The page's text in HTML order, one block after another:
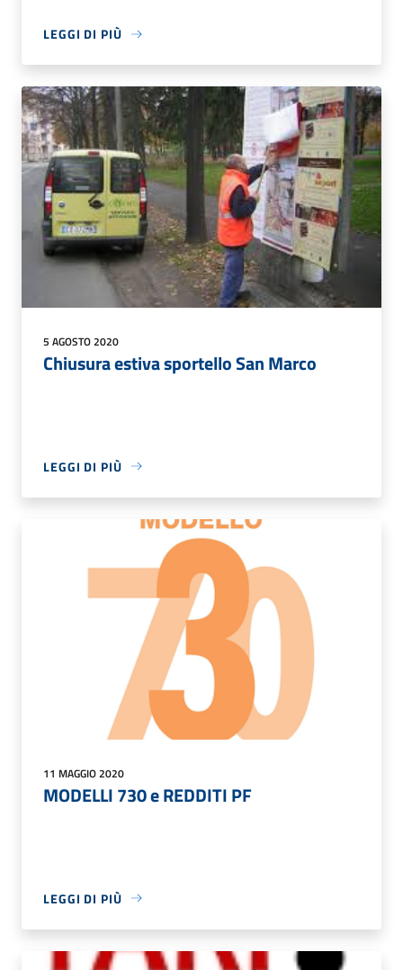
LEGGI DI PIÙ
5 AGOSTO 2020
Chiusura estiva sportello San Marco
LEGGI DI PIÙ
11 MAGGIO 2020
MODELLI 730 e REDDITI PF
LEGGI DI PIÙ